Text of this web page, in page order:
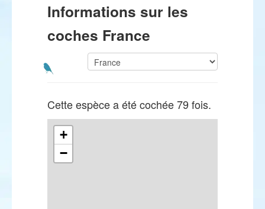
Informations sur les
coches France
Cette espèce a été cochée 79 fois.
+
−